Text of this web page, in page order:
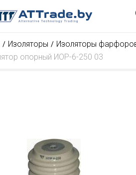
Изоляторы
Изоляторы
опорный ИОР-6-250 03